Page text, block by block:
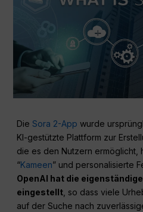
DieSora 2-App wurde
KI-gestützte Plattform zur
die es den Nutzern ermöglicht,
“Kameen” und personalisierte
OpenAI hat die
eingestellt , so dass viele
auf der Suche nach